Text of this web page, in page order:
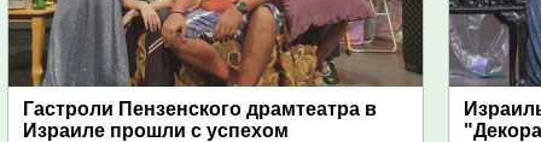
Гастроли Пензенского драмтеатра в
Израиле прошли с успехом